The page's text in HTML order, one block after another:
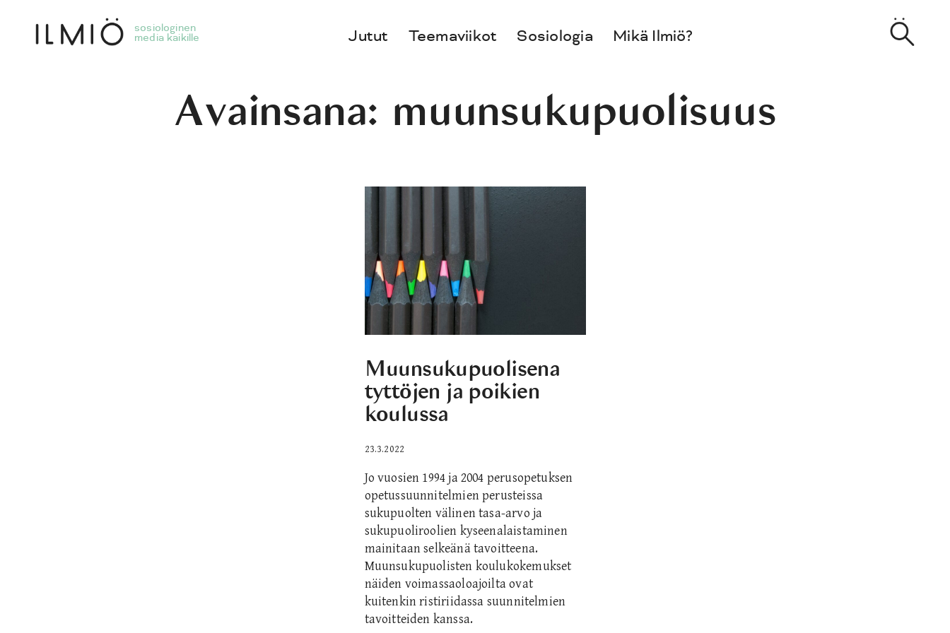
Jutut Teemaviikot Sosiologia Mikä Ilmiö?
Avainsana: muunsukupuolisuus
Muunsukupuolisena
tyttöjen ja poikien
koulussa
23.3.2022
Jo vuosien 1994 ja 2004 perusopetuksen
opetussuunnitelmien perusteissa
sukupuolten välinen tasa-arvo ja
sukupuoliroolien kyseenalaistaminen
mainitaan selkeänä tavoitteena.
Muunsukupuolisten koulukokemukset
näiden voimassaoloajoilta ovat
kuitenkin ristiriidassa suunnitelmien
tavoitteiden kanssa.